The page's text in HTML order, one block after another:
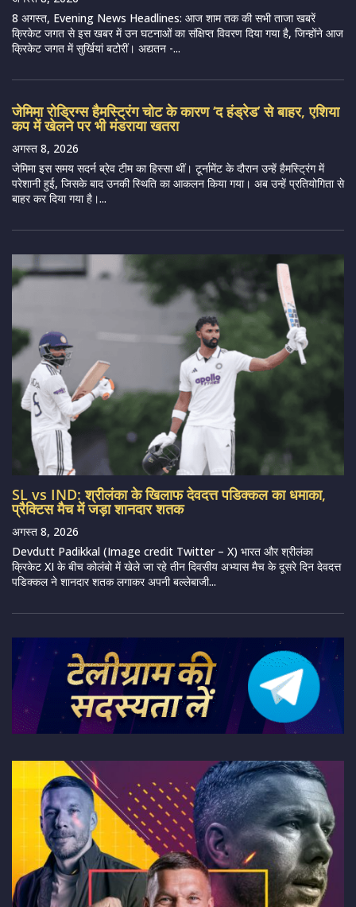
8 अगस्त, Evening News Headlines: आज शाम तक की सभी ताजा खबरें
क्रिकेट जगत से इस खबर में उन घटनाओं का संक्षिप्त विवरण दिया गया है, जिन्होंने आज
क्रिकेट जगत में सुर्खियां बटोरीं। अद्यतन -...
जेमिमा रोड्रिग्स हैमस्ट्रिंग चोट के कारण ‘द हंड्रेड’ से बाहर, एशिया
कप में खेलने पर भी मंडराया खतरा
अगस्त 8, 2026
जेमिमा इस समय सदर्न ब्रेव टीम का हिस्सा थीं। टूर्नामेंट के दौरान उन्हें हैमस्ट्रिंग में
परेशानी हुई, जिसके बाद उनकी स्थिति का आकलन किया गया। अब उन्हें प्रतियोगिता से
बाहर कर दिया गया है।...
SL vs IND: श्रीलंका के खिलाफ देवदत्त पडिक्कल का धमाका,
प्रैक्टिस मैच में जड़ा शानदार शतक
अगस्त 8, 2026
Devdutt Padikkal (Image credit Twitter – X) भारत और श्रीलंका
क्रिकेट XI के बीच कोलंबो में खेले जा रहे तीन दिवसीय अभ्यास मैच के दूसरे दिन देवदत्त
पडिक्कल ने शानदार शतक लगाकर अपनी बल्लेबाजी...